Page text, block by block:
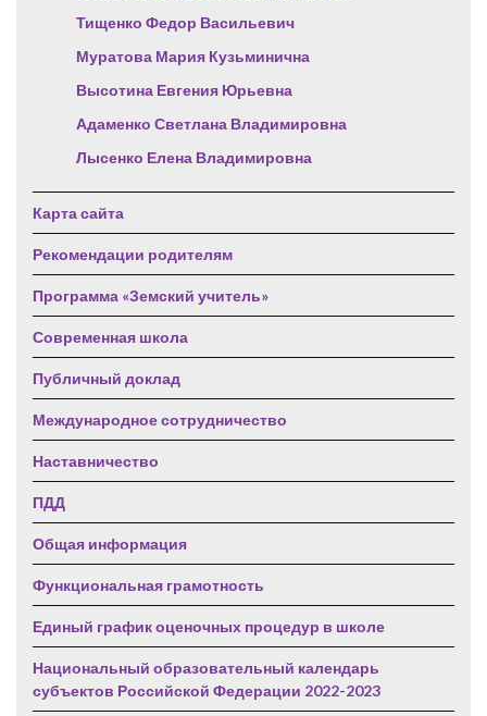
Тищенко Федор Васильевич
Муратова Мария Кузьминична
Высотина Евгения Юрьевна
Адаменко Светлана Владимировна
Лысенко Елена Владимировна
Карта сайта
Рекомендации родителям
Программа «Земский учитель»
Современная школа
Публичный доклад
Международное сотрудничество
Наставничество
ПДД
Общая информация
Функциональная грамотность
Единый график оценочных процедур в школе
Национальный образовательный календарь
субъектов Российской Федерации 2022-2023